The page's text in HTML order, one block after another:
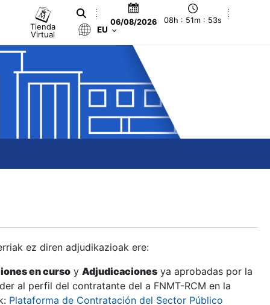
Tienda
Virtual
06/08/2026 08h : 51m : 53s
EU
ez diren adjudikazioak ere:
en curso y Adjudicaciones ya aprobadas por la
al perfil del contratante del a FNMT-RCM en la
Plataforma de Contratación del Sector Público